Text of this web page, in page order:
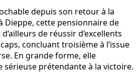
depuis son retour à la
Dieppe, cette pensionnaire de
de réussir d’excellents
concluant troisième à l’issue
En grande forme, elle
sérieuse prétendante à la victoire.